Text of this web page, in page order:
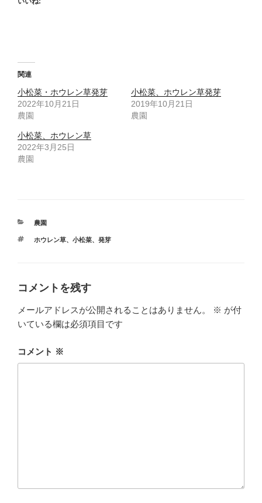
関連
小松菜・ホウレン草発芽
2022年10月21日
農園
小松菜、ホウレン草発芽
2019年10月21日
農園
小松菜、ホウレン草
2022年3月25日
農園
カ
ゴ
農園
タ
ホウレン草、 小松菜、 発芽
コメントを残す
メールアドレスが公開されることはありません。 ※ が付
いている欄は必須項目です
コメント ※